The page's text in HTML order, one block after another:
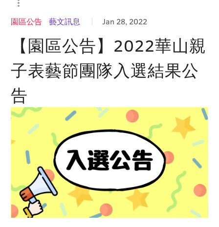
園區公告 藝文訊息 Jan 28, 2022
【園區公告】2022華山親
子表藝節團隊入選結果公
告